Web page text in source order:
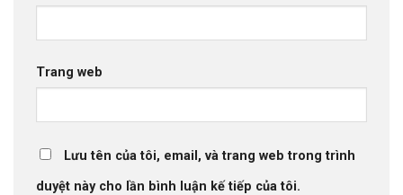
Trang web
Lưu tên của tôi, email, và trang web trong trình
duyệt này cho lần bình luận kế tiếp của tôi.